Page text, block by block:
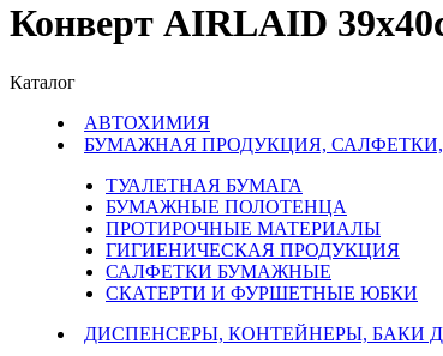
Конверт AIRLAID
Каталог
АВТОХИМИЯ
БУМАЖНАЯ ПРОДУКЦИЯ, САЛФЕТКИ,
ТУАЛЕТНАЯ БУМАГА
БУМАЖНЫЕ ПОЛОТЕНЦА
ПРОТИРОЧНЫЕ МАТЕРИАЛЫ
ГИГИЕНИЧЕСКАЯ ПРОДУКЦИЯ
САЛФЕТКИ БУМАЖНЫЕ
СКАТЕРТИ И ФУРШЕТНЫЕ ЮБКИ
ДИСПЕНСЕРЫ, КОНТЕЙНЕРЫ, БАКИ